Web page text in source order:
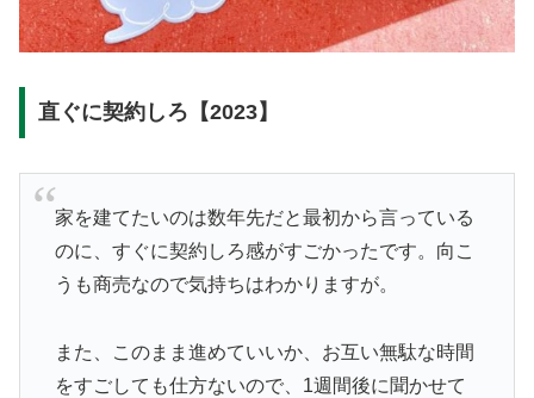
直ぐに契約しろ【2023】
家を建てたいのは数年先だと最初から言っている
のに、すぐに契約しろ感がすごかったです。向こ
うも商売なので気持ちはわかりますが。
また、このまま進めていいか、お互い無駄な時間
をすごしても仕方ないので、1週間後に聞かせて